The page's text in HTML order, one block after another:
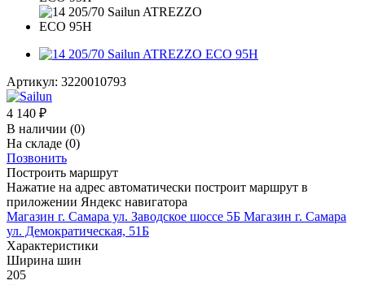
Артикул: 3220010793
4 140 ₽
В наличии (0)
На складе (0)
Позвонить
Построить маршрут
Нажатие на адрес автоматически построит маршрут в
приложении Яндекс навигатора
Магазин г. Самара ул. Заводское шоссе 5Б Магазин г. Самара
ул. Демократическая, 51Б
Характеристики
Ширина шин
205